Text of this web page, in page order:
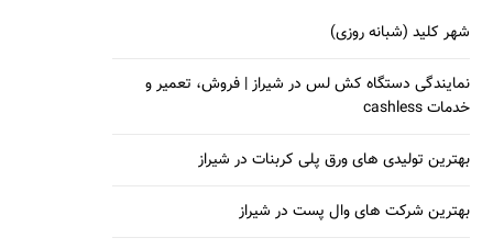
شهر کلید (شبانه روزی)
نمایندگی دستگاه کش لس در شیراز | فروش، تعمیر و
خدمات cashless
بهترین تولیدی های ورق پلی کربنات در شیراز
بهترین شرکت های وال پست در شیراز